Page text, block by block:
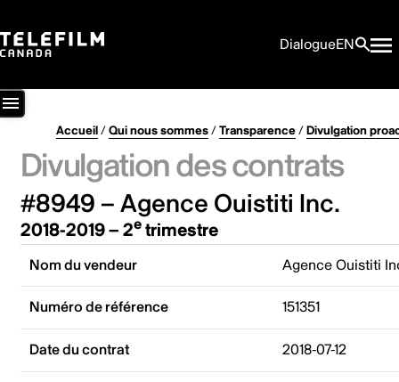
DialogueEN
Accueil/Qui nous sommes/Transparence/Divulgation
Divulgation des contrats
#8949 – Agence Ouistiti Inc.
2018-2019 – 2etrimestre
Nom du vendeur Agence Ouistiti
Numéro de référence 151351
Date du contrat 2018-07-12